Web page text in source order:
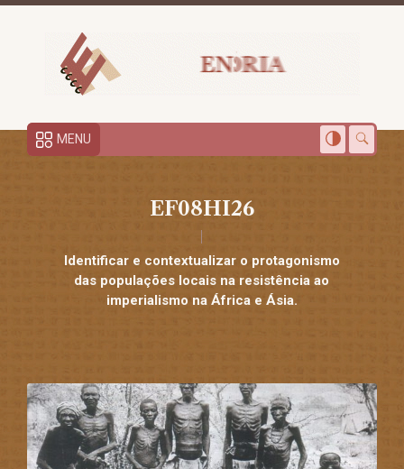
MENU
EF08HI26
Identificar e contextualizar o protagonismo
das populações locais na resistência ao
imperialismo na África e Ásia.